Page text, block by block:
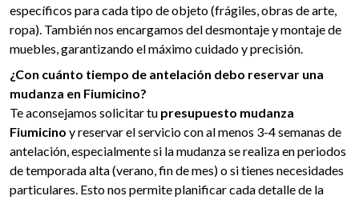
específicos para cada tipo de objeto (frágiles, obras de arte,
ropa). También nos encargamos del desmontaje y montaje de
muebles, garantizando el máximo cuidado y precisión.
¿Con cuánto tiempo de antelación debo reservar una
mudanza en Fiumicino?
Te aconsejamos solicitar tu presupuesto mudanza
Fiumicino y reservar el servicio con al menos 3-4 semanas de
antelación, especialmente si la mudanza se realiza en periodos
de temporada alta (verano, fin de mes) o si tienes necesidades
particulares. Esto nos permite planificar cada detalle de la